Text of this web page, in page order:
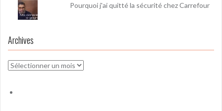
Pourquoi j'ai quitté la sécurité chez Carrefour
Archives
Archives